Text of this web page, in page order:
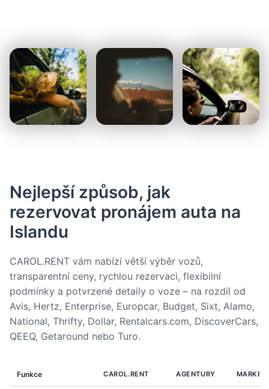
Nejlepší způsob, jak
rezervovat pronájem auta na
Islandu
CAROL.RENT vám nabízí větší výběr vozů,
transparentní ceny, rychlou rezervaci, flexibilní
podmínky a potvrzené detaily o voze – na rozdíl od
Avis, Hertz, Enterprise, Europcar, Budget, Sixt, Alamo,
National, Thrifty, Dollar, Rentalcars.com, DiscoverCars,
QEEQ, Getaround nebo Turo.
Funkce CAROL.RENT AGENTURY